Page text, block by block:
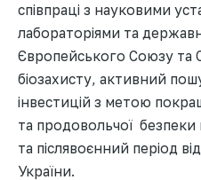
співпраці з науковими
лабораторіями та
Європейського Союзу та
біозахисту, активний
інвестицій з метою
та продовольчої
та післявоєнний період
України.